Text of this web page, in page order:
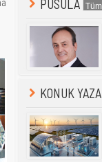
PUSULA
KONUK